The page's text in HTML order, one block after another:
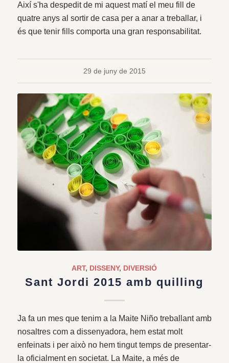
Així s'ha despedit de mi aquest matí el meu fill de
quatre anys al sortir de casa per a anar a treballar, i
és que tenir fills comporta una gran responsabilitat.
29 de juny de 2015
ART, DISSENY, DIVERSIÓ
Sant Jordi 2015 amb quilling
Ja fa un mes que tenim a la Maite Niño treballant amb
nosaltres com a dissenyadora, hem estat molt
enfeinats i per això no hem tingut temps de presentar-
la oficialment en societat. La Maite, a més de